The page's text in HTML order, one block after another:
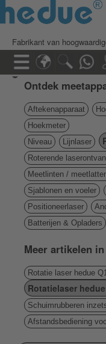
Fabrikant van
Ontdek
Aftekenapparaat
Hoekmeter
Niveau
Lijnlaser
Roterende
Meetlinten /
Sjablonen en voeler
Positioneerlaser
Batterijen & Opladers
Meer artikelen
Rotatie laser hedue
Rotatielaser
Schuimrubberen
Afstandsbediening